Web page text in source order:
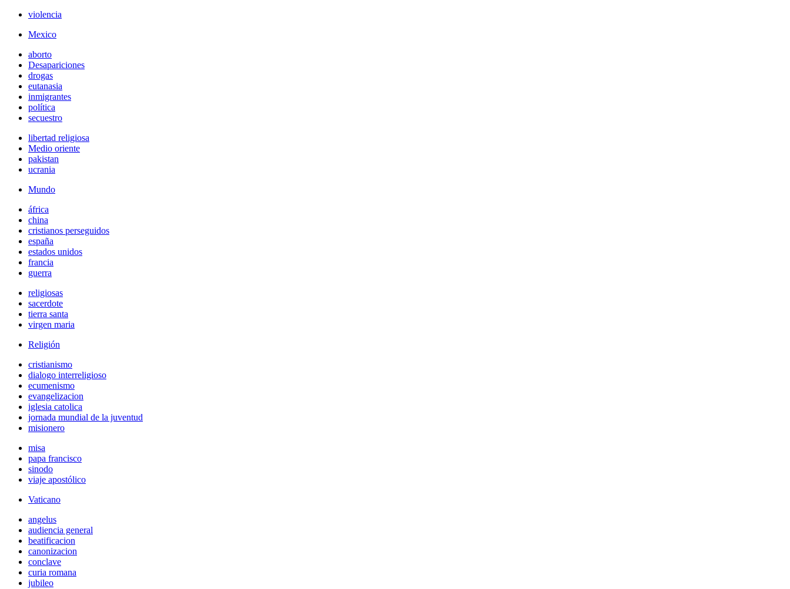
violencia
Mexico
aborto
Desapariciones
drogas
eutanasia
inmigrantes
política
secuestro
libertad religiosa
Medio oriente
pakistan
ucrania
Mundo
áfrica
china
cristianos perseguidos
españa
estados unidos
francia
guerra
religiosas
sacerdote
tierra santa
virgen maria
Religión
cristianismo
dialogo interreligioso
ecumenismo
evangelizacion
iglesia catolica
jornada mundial de la juventud
misionero
misa
papa francisco
sinodo
viaje apostólico
Vaticano
angelus
audiencia general
beatificacion
canonizacion
conclave
curia romana
jubileo